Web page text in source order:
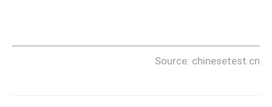
Source: chinesetest.cn